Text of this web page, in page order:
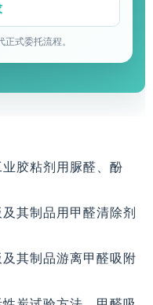
式委托流程。
胶粘剂用脲醛、酚
其制品用甲醛清除剂
其制品游离甲醛吸附